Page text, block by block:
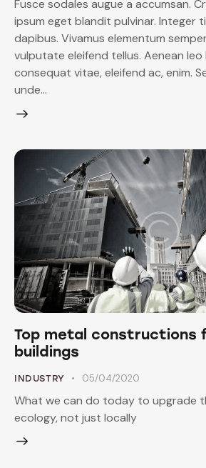
Fusce sodales augue a accumsan.
ipsum eget blandit pulvinar. Integer
dapibus. Vivamus elementum
vulputate eleifend tellus. Aenean
consequat vitae, eleifend ac, enim.
unde…
Top metal constructions
buildings
INDUSTRY 05/04/2020
What we can do today to upgrade
ecology, not just locally